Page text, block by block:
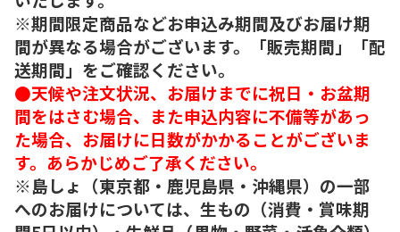
※期間限定商品などお申込み期間及びお届け期
間が異なる場合がございます。「販売期間」「配
送期間」をご確認ください。
●天候や注文状況、お届けまでに祝日・お盆期
間をはさむ場合、また申込内容に不備等があっ
た場合、お届けに日数がかかることがございま
す。あらかじめご了承ください。
※島しょ（東京都・鹿児島県・沖縄県）の一部
へのお届けについては、生もの（消費・賞味期